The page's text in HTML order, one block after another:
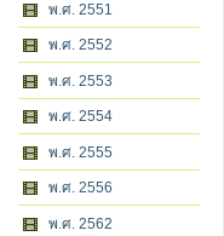
พ.ศ. 2551
พ.ศ. 2552
พ.ศ. 2553
พ.ศ. 2554
พ.ศ. 2555
พ.ศ. 2556
พ.ศ. 2562